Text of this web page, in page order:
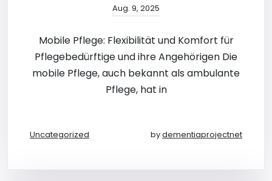
Aug. 9, 2025
Mobile Pflege: Flexibilität und Komfort für
Pflegebedürftige und ihre Angehörigen Die
mobile Pflege, auch bekannt als ambulante
Pflege, hat in
Uncategorized bydementiaprojectnet